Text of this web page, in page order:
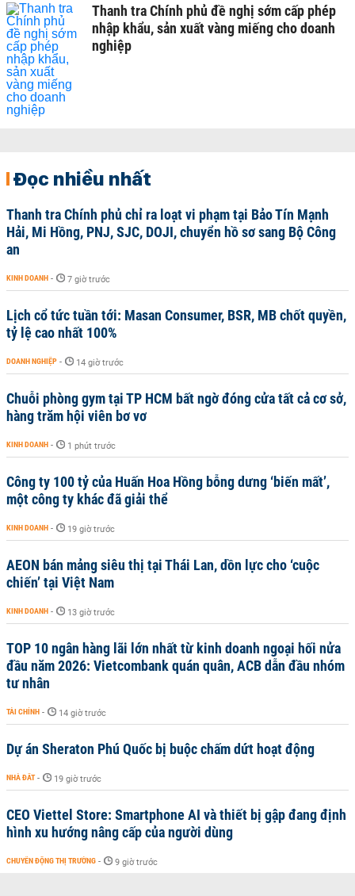
Thanh tra Chính phủ đề nghị sớm cấp phép
nhập khẩu, sản xuất vàng miếng cho doanh
nghiệp
Đọc nhiều nhất
Thanh tra Chính phủ chỉ ra loạt vi phạm tại Bảo Tín Mạnh
Hải, Mi Hồng, PNJ, SJC, DOJI, chuyển hồ sơ sang Bộ Công
an
KINH DOANH - 7 giờ trước
Lịch cổ tức tuần tới: Masan Consumer, BSR, MB chốt quyền,
tỷ lệ cao nhất 100%
DOANH NGHIỆP - 14 giờ trước
Chuỗi phòng gym tại TP HCM bất ngờ đóng cửa tất cả cơ sở,
hàng trăm hội viên bơ vơ
KINH DOANH - 1 phút trước
Công ty 100 tỷ của Huấn Hoa Hồng bỗng dưng ‘biến mất’,
một công ty khác đã giải thể
KINH DOANH - 19 giờ trước
AEON bán mảng siêu thị tại Thái Lan, dồn lực cho ‘cuộc
chiến’ tại Việt Nam
KINH DOANH - 13 giờ trước
TOP 10 ngân hàng lãi lớn nhất từ kinh doanh ngoại hối nửa
đầu năm 2026: Vietcombank quán quân, ACB dẫn đầu nhóm
tư nhân
TÀI CHÍNH - 14 giờ trước
Dự án Sheraton Phú Quốc bị buộc chấm dứt hoạt động
NHÀ ĐẤT - 19 giờ trước
CEO Viettel Store: Smartphone AI và thiết bị gập đang định
hình xu hướng nâng cấp của người dùng
CHUYỂN ĐỘNG THỊ TRƯỜNG - 9 giờ trước